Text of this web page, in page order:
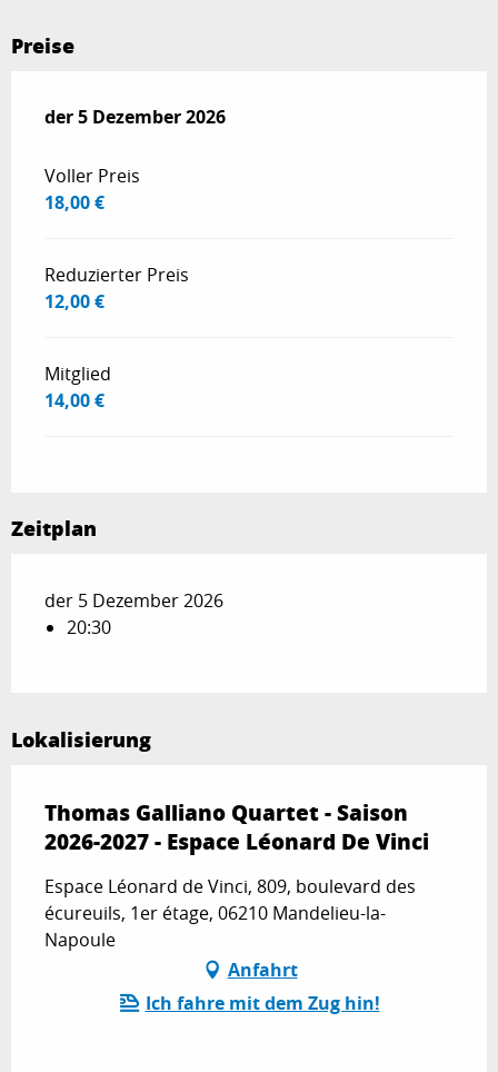
Preise
der5 Dezember 2026
der5 Dezember 2026
Voller Preis
18,00 €
Reduzierter Preis
12,00 €
Mitglied
14,00 €
Zeitplan
der 5 Dezember 2026
20:30
Lokalisierung
Thomas Galliano Quartet - Saison
2026-2027 - Espace Léonard De Vinci
Espace Léonard de Vinci, 809, boulevard des
écureuils, 1er étage, 06210 Mandelieu-la-
Napoule
Anfahrt
Ich fahre mit dem Zug hin!